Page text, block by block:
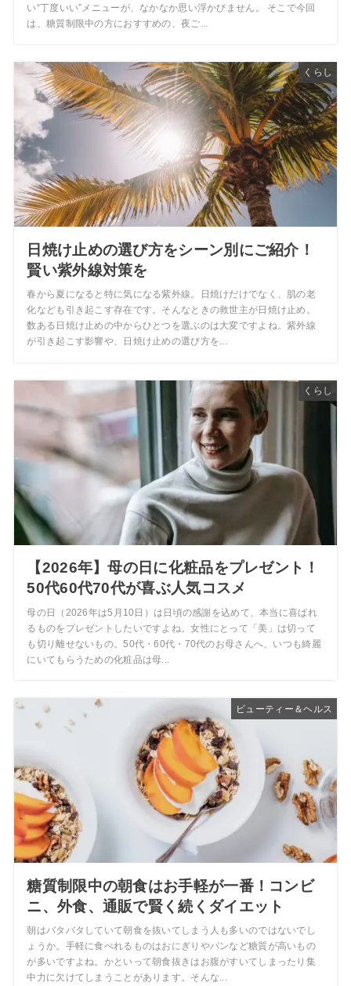
い“丁度いい”メニューが、なかなか思い浮かびません。 そこで今回
は、糖質制限中の方におすすめの、夜ご...
くらし
日焼け止めの選び方をシーン別にご紹介！
賢い紫外線対策を
春から夏になると特に気になる紫外線。日焼けだけでなく、肌の老
化なども引き起こす存在です。そんなときの救世主が日焼け止め。
数ある日焼け止めの中からひとつを選ぶのは大変ですよね。紫外線
が引き起こす影響や、日焼け止めの選び方を...
くらし
【2026年】母の日に化粧品をプレゼント！
50代60代70代が喜ぶ人気コスメ
母の日（2026年は5月10日）は日頃の感謝を込めて、本当に喜ばれ
るものをプレゼントしたいですよね。女性にとって「美」は切って
も切り離せないもの。50代・60代・70代のお母さんへ、いつも綺麗
にいてもらうための化粧品は母...
ビューティー＆ヘルス
糖質制限中の朝食はお手軽が一番！コンビ
ニ、外食、通販で賢く続くダイエット
朝はバタバタしていて朝食を抜いてしまう人も多いのではないでし
ょうか。手軽に食べれるものはおにぎりやパンなど糖質が高いもの
が多いですよね。かといって朝食抜きはお腹がすいてしまったり集
中力に欠けてしまうことがあります。そんな...